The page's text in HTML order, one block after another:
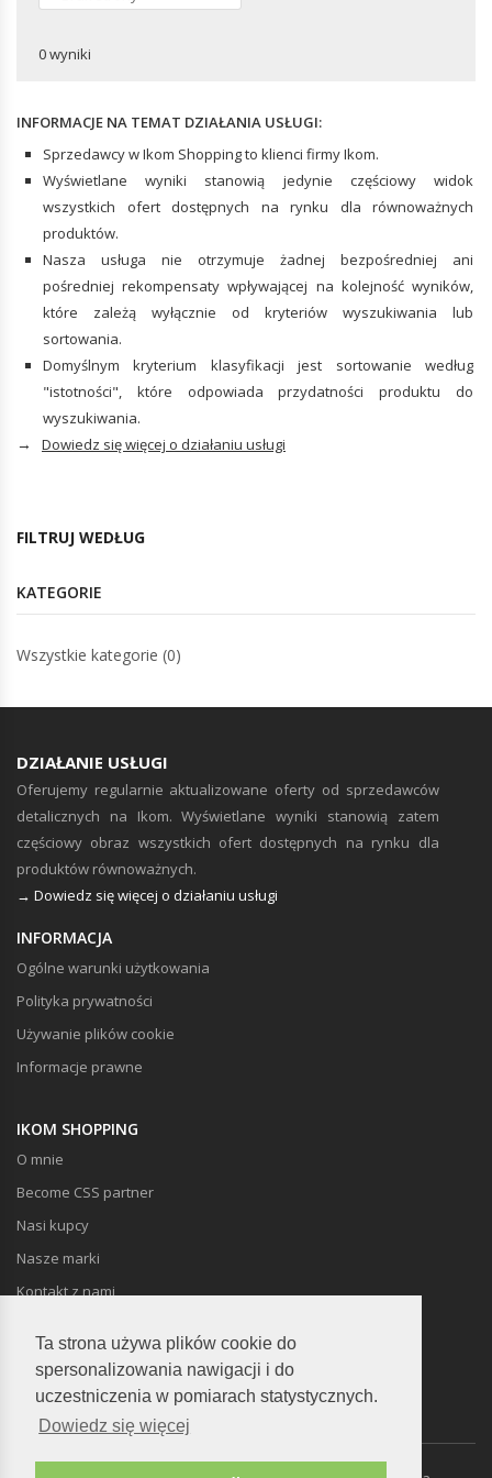
Piżamy i ubrania na co dzień
AKCESORIA DO MEBLI BIUROWYCH
Wózki ręczne
Kombinerki
Śrubokręty
ZBIORNIKI
POMPY
Pompy przenośne
AKCESORIA BIUROWE
Pieczątki biurowe
Ta strona używa plików cookie do
spersonalizowania nawigacji i do
uczestniczenia w pomiarach statystycznych.
Dowiedz się więcej
0 wyniki
INFORMACJE NA TEMAT DZIAŁANIA USŁUGI:
Sprzedawcy w Ikom Shopping to klienci firmy Ikom.
Wyświetlane wyniki stanowią jedynie częściowy widok
wszystkich ofert dostępnych na rynku dla równoważnych
produktów.
Nasza usługa nie otrzymuje żadnej bezpośredniej ani
pośredniej rekompensaty wpływającej na kolejność wyników,
które zależą wyłącznie od kryteriów wyszukiwania lub
sortowania.
Domyślnym kryterium klasyfikacji jest sortowanie według
"istotności", które odpowiada przydatności produktu do
wyszukiwania.
→ Dowiedz się więcej o działaniu usługi
FILTRUJ WEDŁUG
KATEGORIE
Wszystkie kategorie (0)
DZIAŁANIE USŁUGI
Oferujemy regularnie aktualizowane oferty od sprzedawców
detalicznych na Ikom. Wyświetlane wyniki stanowią zatem
częściowy obraz wszystkich ofert dostępnych na rynku dla
produktów równoważnych.
→ Dowiedz się więcej o działaniu usługi
INFORMACJA
Ogólne warunki użytkowania
Polityka prywatności
Używanie plików cookie
Informacje prawne
IKOM SHOPPING
O mnie
Become CSS partner
Nasi kupcy
Nasze marki
Kontakt z nami